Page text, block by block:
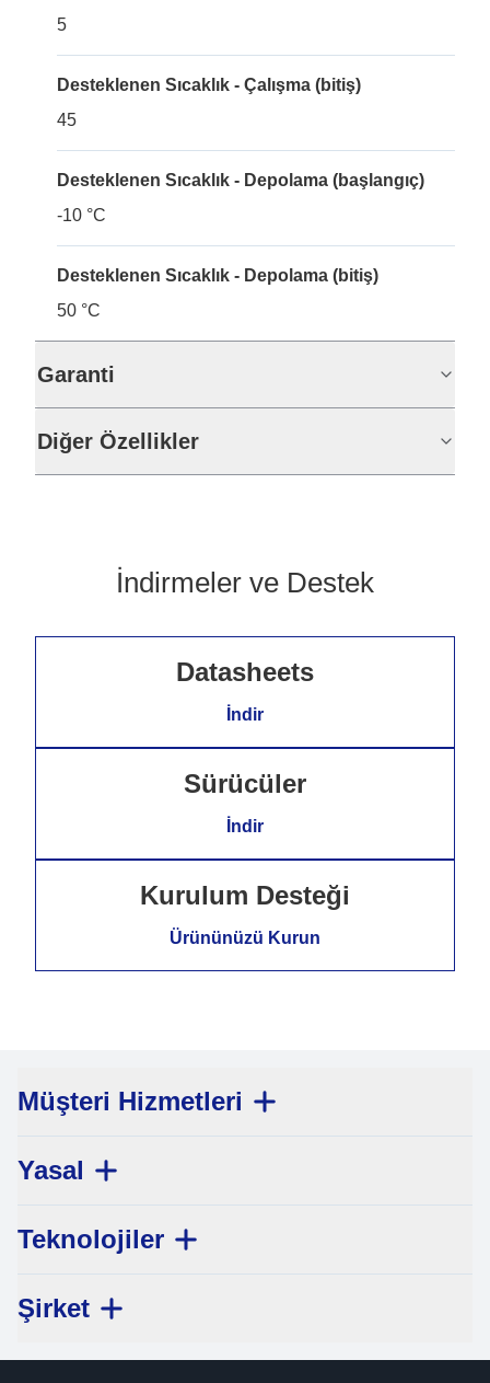
5
Desteklenen Sıcaklık - Çalışma (bitiş)
45
Desteklenen Sıcaklık - Depolama (başlangıç)
-10 °C
Desteklenen Sıcaklık - Depolama (bitiş)
50 °C
Garanti
Diğer Özellikler
İndirmeler ve Destek
Datasheets
İndir
Sürücüler
İndir
Kurulum Desteği
Ürününüzü Kurun
Müşteri Hizmetleri
Yasal
Teknolojiler
Şirket